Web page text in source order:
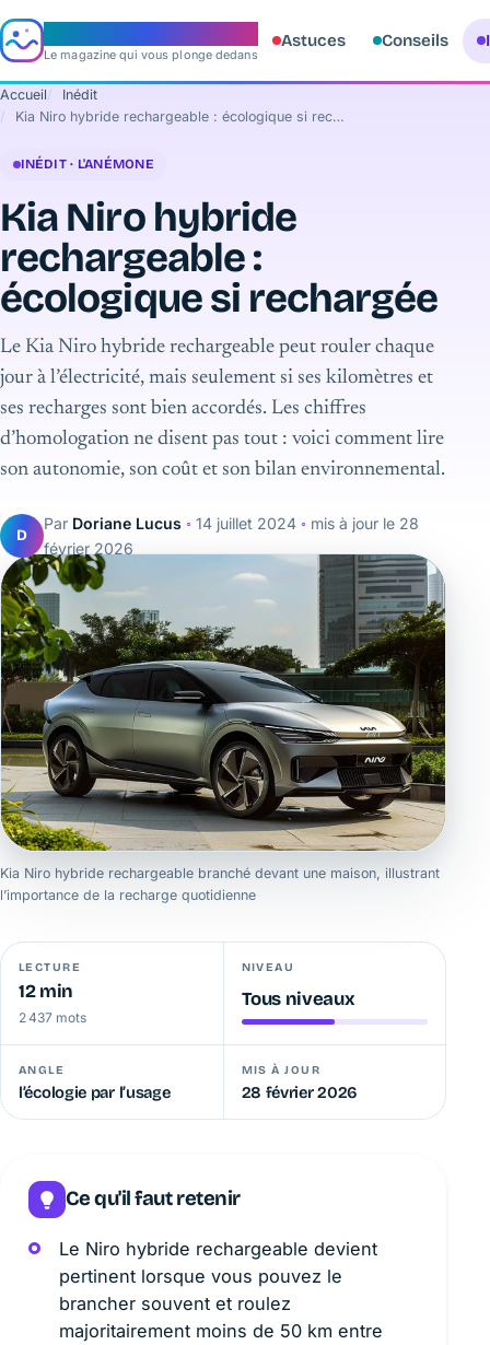
Le magazine qui vous plonge dedans
Astuces Conseils
Accueil
Inédit
Kia Niro hybride rechargeable : écologique si rechargée
INÉDIT · L'ANÉMONE
Kia Niro hybride
rechargeable :
écologique si rechargée
Le Kia Niro hybride rechargeable peut rouler chaque
jour à l’électricité, mais seulement si ses kilomètres et
ses recharges sont bien accordés. Les chiffres
d’homologation ne disent pas tout : voici comment lire
son autonomie, son coût et son bilan environnemental.
D
Par Doriane Lucus ◦ 14 juillet 2024 ◦ mis à jour le 28
février 2026
Kia Niro hybride rechargeable branché devant une maison, illustrant
l’importance de la recharge quotidienne
LECTURE
12 min
2 437 mots
NIVEAU
Tous niveaux
ANGLE
l’écologie par l’usage
MIS À JOUR
28 février 2026
Ce qu'il faut retenir
Le Niro hybride rechargeable devient
pertinent lorsque vous pouvez le
brancher souvent et roulez
majoritairement moins de 50 km entre